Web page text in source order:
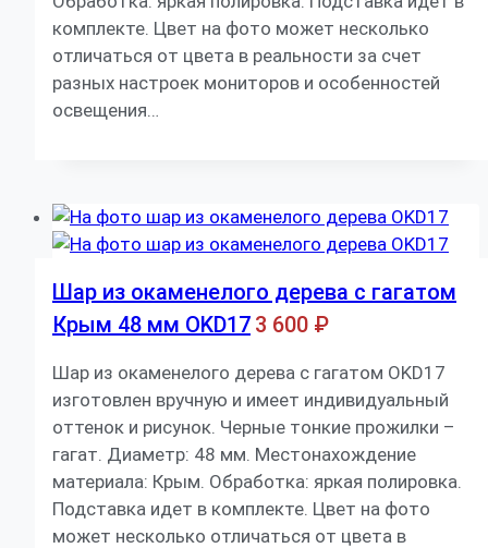
комплекте. Цвет на фото может несколько
отличаться от цвета в реальности за счет
разных настроек мониторов и особенностей
освещения…
Шар из окаменелого дерева с гагатом
Крым 48 мм OKD17 3 600 ₽
Шар из окаменелого дерева с гагатом OKD17
изготовлен вручную и имеет индивидуальный
оттенок и рисунок. Черные тонкие прожилки –
гагат. Диаметр: 48 мм. Местонахождение
материала: Крым. Обработка: яркая полировка.
Подставка идет в комплекте. Цвет на фото
может несколько отличаться от цвета в